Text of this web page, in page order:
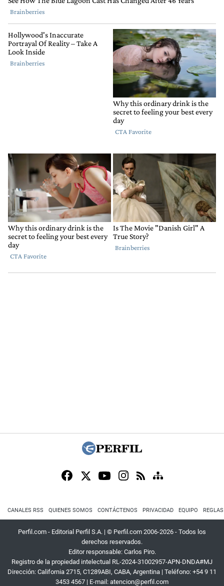
CANALES RSS QUIENES SOMOS CONTÁCTENOS PRIVACIDAD EQUIPO
Perfil.com - Editorial Perfil S.A. | © Perfil.com 2006-2026 - Todos los
derechos reservados.
Editor responsable: Carlos Piro.
Registro de la propiedad intelectual RL-2024-31002957-APN-DNDA#MJ
Dirección: California 2715, C1289ABI, CABA, Argentina | Teléfono: +54 9 11
3453 4567 | E-mail: atencion@perfil.com